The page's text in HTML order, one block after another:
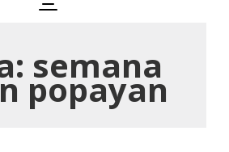
semana
popayan